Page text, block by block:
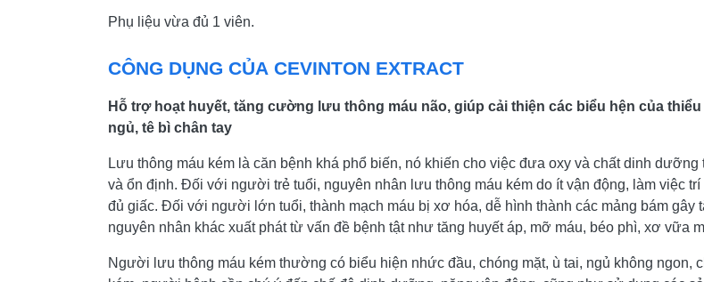
Phụ liệu vừa đủ 1 viên.
CÔNG DỤNG CỦA CEVINTON EXTRACT
Hỗ trợ hoạt huyết, tăng cường lưu thông máu não, giúp cải thiện các biểu hện của
ngủ, tê bì chân tay
Lưu thông máu kém là căn bệnh khá phổ biến, nó khiến cho việc đưa oxy và chất dinh
và ổn định. Đối với người trẻ tuổi, nguyên nhân lưu thông máu kém do ít vận động, làm việc
đủ giấc. Đối với người lớn tuổi, thành mạch máu bị xơ hóa, dễ hình thành các mảng bám gây
nguyên nhân khác xuất phát từ vấn đề bệnh tật như tăng huyết áp, mỡ máu, béo phì, xơ vữa
Người lưu thông máu kém thường có biểu hiện nhức đầu, chóng mặt, ù tai, ngủ không ngon,